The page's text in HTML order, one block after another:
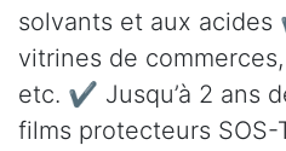
solvants et aux
vitrines de
etc. ✔ Jusqu’à 2 ans
films protecteurs SOS-